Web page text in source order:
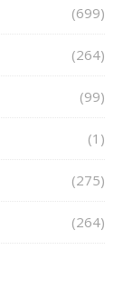
(699)
(264)
(99)
(1)
(275)
(264)